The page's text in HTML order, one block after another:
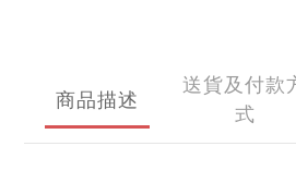
商品描述
送貨及付款
式